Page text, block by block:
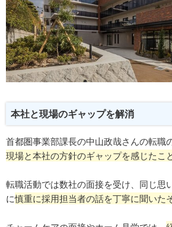
本社と現場のギャップを解消
首都圏事業部課長の中山政哉さんの転職
現場と本社の方針のギャップを感じたこと
転職活動では数社の面接を受け、同じ思
に慎重に採用担当者の話を丁寧に聞いた